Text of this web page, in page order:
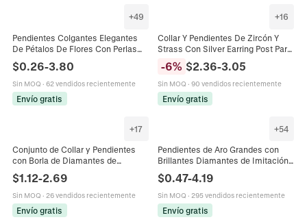
+49
Pendientes Colgantes Elegantes
De Pétalos De Flores Con Perlas
De Imitación Y Poste De Plata Para
Mujer
$0.26-3.80
Sin MOQ · 62 vendidos recientemente
Envío gratis
+16
Collar Y Pendientes De Zircón Y
Strass Con Silver Earring Post Para
Elegante Marquesa
-6% $2.36-3.05
Sin MOQ · 90 vendidos recientemente
Envío gratis
+17
Conjunto de Collar y Pendientes
con Borla de Diamantes de
Imitación para Novia Aleación de
Cobre Plateado Joyería de
Banquete
$1.12-2.69
Sin MOQ · 26 vendidos recientemente
Envío gratis
+54
Pendientes de Aro Grandes con
Brillantes Diamantes de Imitación
de Cobre Plateado Dorado
Pendientes de Círculo Grande para
Mujer Joyería de Fiesta Regalo
$0.47-4.19
Sin MOQ · 295 vendidos recientemente
Envío gratis